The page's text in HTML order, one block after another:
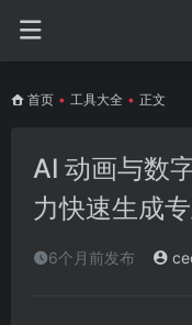
首页 • 工具大全 • 正文
AI 动画与数
力快速生成
6个月前发布